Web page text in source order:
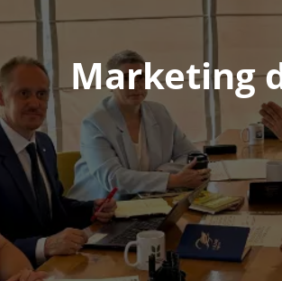
Marketing